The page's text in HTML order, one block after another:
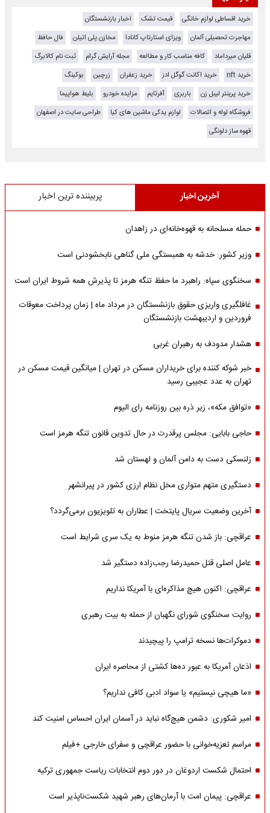
خرید اقساطی لوازم خانگی قیمت تشک
اخبار بازنشستگان
مهاجرت تحصیلی آلمان
ویزای استارتاپ کانادا مخازن پلی اتیلن
فال حافظ
قلیان میرداماد
کافه مناسب کار و مطالعه مجله آرایش گرام
ثبت نام کالابرگ
خرید nft
خرید اکانت گوگل ادز خرید زعفران زرچین
بوکینگ
خرید پرینتر لیبل زن
باربری آفرتایم مزایده خودرو
بلیط هواپیما
فروشگاه لوله و اتصالات
لوازم یدکی ماشین های کیا
طراحی سایت در اصفهان
قهوه ساز دلونگی
آخرین اخبار پربیننده ترین اخبار
حمله مسلحانه به قهوه‌خانه‌ای در زاهدان
وزیر کشور: خدشه به همبستگی ملی گناهی نابخشودنی است
سخنگوی سپاه: راهبرد ما حفظ تنگه هرمز تا پذیرش همه شروط ایران است
غافلگیری واریزی حقوق بازنشستگان در مرداد ماه | زمان پرداخت معوقات
فروردین و اردیبهشت بازنشستگان
هشدار مدودف به رهبران غربی
خبر شوکه کننده برای خریداران مسکن در تهران | میانگین قیمت مسکن در
تهران به عدد عجیبی رسید
«توافق مکه»، زیر ذره بین روزنامه رای الیوم
حاجی بابایی: مجلس پرقدرت در حال تدوین قانون تنگه هرمز است
زلنسکی دست به دامن آلمان و لهستان شد
دستگیری متهم متواری مخل نظام ارزی کشور در پیرانشهر
آخرین وضعیت سریال پایتخت | عطاران به تلویزیون برمی‌گردد؟
عراقچی: باز شدن تنگه هرمز منوط به یک سری شرایط است
عامل اصلی قتل حمیدرضا رجب‌زاده دستگیر شد
عراقچی: اکنون هیچ مذاکره‌ای با آمریکا نداریم
روایت سخنگوی شورای نگهبان از حمله به بیت رهبری
دموکرات‌ها نسخه ترامپ را پیچیدند
اذعان آمریکا به عبور ده‌ها کشتی از محاصره ایران
«ما هیچی نیستیم» یا سواد ادبی کافی نداریم؟
امیر شکوری: دشمن هیچ‌گاه نباید در آسمان ایران احساس امنیت کند
مراسم تعزیه‌خوانی با حضور عراقچی و سفرای خارجی +فیلم
احتمال شکست اردوغان در دور دوم انتخابات ریاست جمهوری ترکیه
عراقچی: پیمان امت با آرمان‌های رهبر شهید شکست‌ناپذیر است